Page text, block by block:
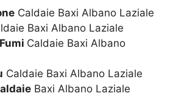
Caldaie Baxi Albano Laziale
Baxi Albano Laziale
Caldaie Baxi Albano
Caldaie Baxi Albano Laziale
Baxi Albano Laziale